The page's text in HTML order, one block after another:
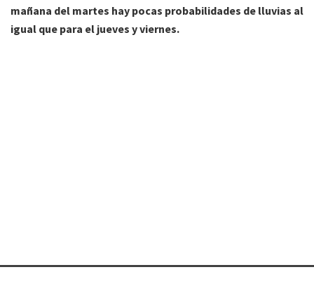
mañana del martes hay pocas probabilidades de lluvias al
igual que para el jueves y viernes.